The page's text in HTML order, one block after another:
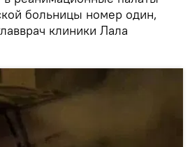
больницы номер один,
клиники Лала